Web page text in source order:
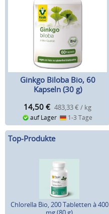
Ginkgo Biloba Bio, 60
Kapseln (30 g)
14,50 € 483,33 € / kg
auf Lager 1-3 Tage
Top-Produkte
Chlorella Bio, 200 Tabletten à 400